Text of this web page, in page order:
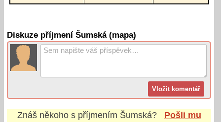
Diskuze příjmení Šumská (mapa)
Znáš někoho s příjmením Šumská?
Pošli mu